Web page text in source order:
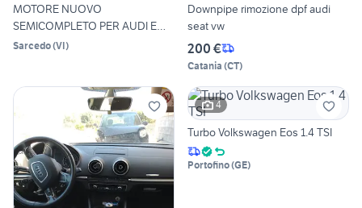
MOTORE NUOVO
SEMICOMPLETO PER AUDI E
VOLKSWAGEN
Sarcedo(VI)
Downpipe rimozione dpf audi
seat vw
200 €
Catania (CT)
4
Turbo Volkswagen Eos 1.4 TSI
Portofino(GE)